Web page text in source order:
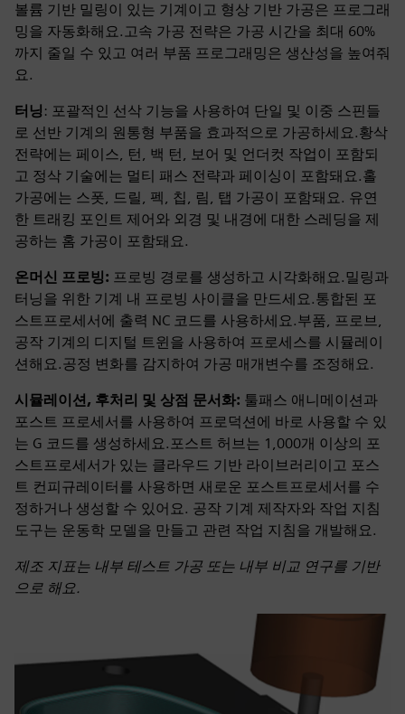
볼륨 기반 밀링이 있는 기계이고 형상 기반 가공은 프로그래
밍을 자동화해요.고속 가공 전략은 가공 시간을 최대 60%
까지 줄일 수 있고 여러 부품 프로그래밍은 생산성을 높여줘
요.
터닝 : 포괄적인 선삭 기능을 사용하여 단일 및 이중 스핀들
로 선반 기계의 원통형 부품을 효과적으로 가공하세요.황삭
전략에는 페이스, 턴, 백 턴, 보어 및 언더컷 작업이 포함되
고 정삭 기술에는 멀티 패스 전략과 페이싱이 포함돼요.홀
가공에는 스폿, 드릴, 펙, 칩, 림, 탭 가공이 포함돼요. 유연
한 트래킹 포인트 제어와 외경 및 내경에 대한 스레딩을 제
공하는 홈 가공이 포함돼요.
온머신 프로빙: 프로빙 경로를 생성하고 시각화해요.밀링과
터닝을 위한 기계 내 프로빙 사이클을 만드세요.통합된 포
스트프로세서에 출력 NC 코드를 사용하세요.부품, 프로브,
공작 기계의 디지털 트윈을 사용하여 프로세스를 시뮬레이
션해요.공정 변화를 감지하여 가공 매개변수를 조정해요.
시뮬레이션, 후처리 및 상점 문서화: 툴패스 애니메이션과
포스트 프로세서를 사용하여 프로덕션에 바로 사용할 수 있
는 G 코드를 생성하세요.포스트 허브는 1,000개 이상의 포
스트프로세서가 있는 클라우드 기반 라이브러리이고 포스
트 컨피규레이터를 사용하면 새로운 포스트프로세서를 수
정하거나 생성할 수 있어요. 공작 기계 제작자와 작업 지침
도구는 운동학 모델을 만들고 관련 작업 지침을 개발해요.
제조 지표는 내부 테스트 가공 또는 내부 비교 연구를 기반
으로 해요.